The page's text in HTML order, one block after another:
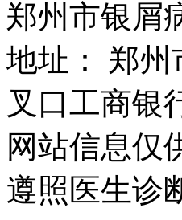
郑州市银屑
地址： 郑州
叉口工商银
网站信息仅
遵照医生诊